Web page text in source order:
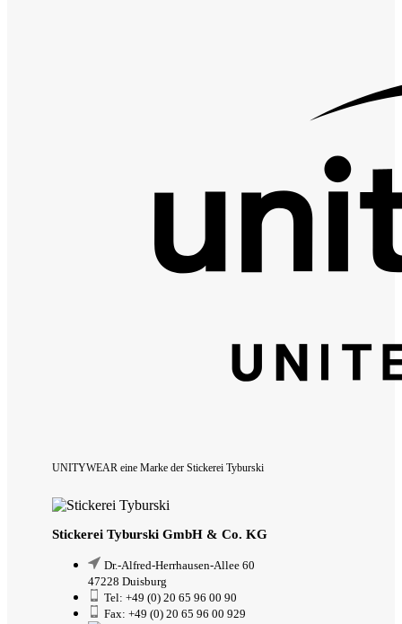
UNITYWEAR eine Marke der Stickerei Tyburski
Stickerei Tyburski GmbH & Co. KG
Dr.-Alfred-Herrhausen-Allee 60
47228 Duisburg
Tel: +49 (0) 20 65 96 00 90
Fax: +49 (0) 20 65 96 00 929